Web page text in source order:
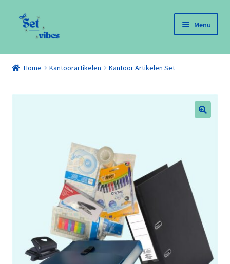
Ga
door
navigatie
Ga
naar
inhoud
Menu
Home
Home Kantoorartikelen Kantoor Artikelen Set